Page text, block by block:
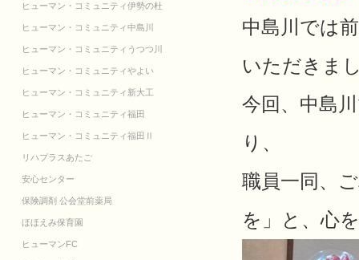
ヒューマン・コミュニティ伊勢の杜
ヒューマン・コミュニティ中島川
ヒューマン・コミュニティうつつ川
ヒューマン・コミュニティやよい
ヒューマン・コミュニティ新大工
ヒューマン・コミュニティ福田
ヒューマン・コミュニティ福田Ⅱ
リハプラスあたご
安心センター
保険調剤 公会堂前薬局
ほほえみ保育園
ヒューマンFC
中島川では
いただきま
今回、中島
り、
職員一同、
を」と、心